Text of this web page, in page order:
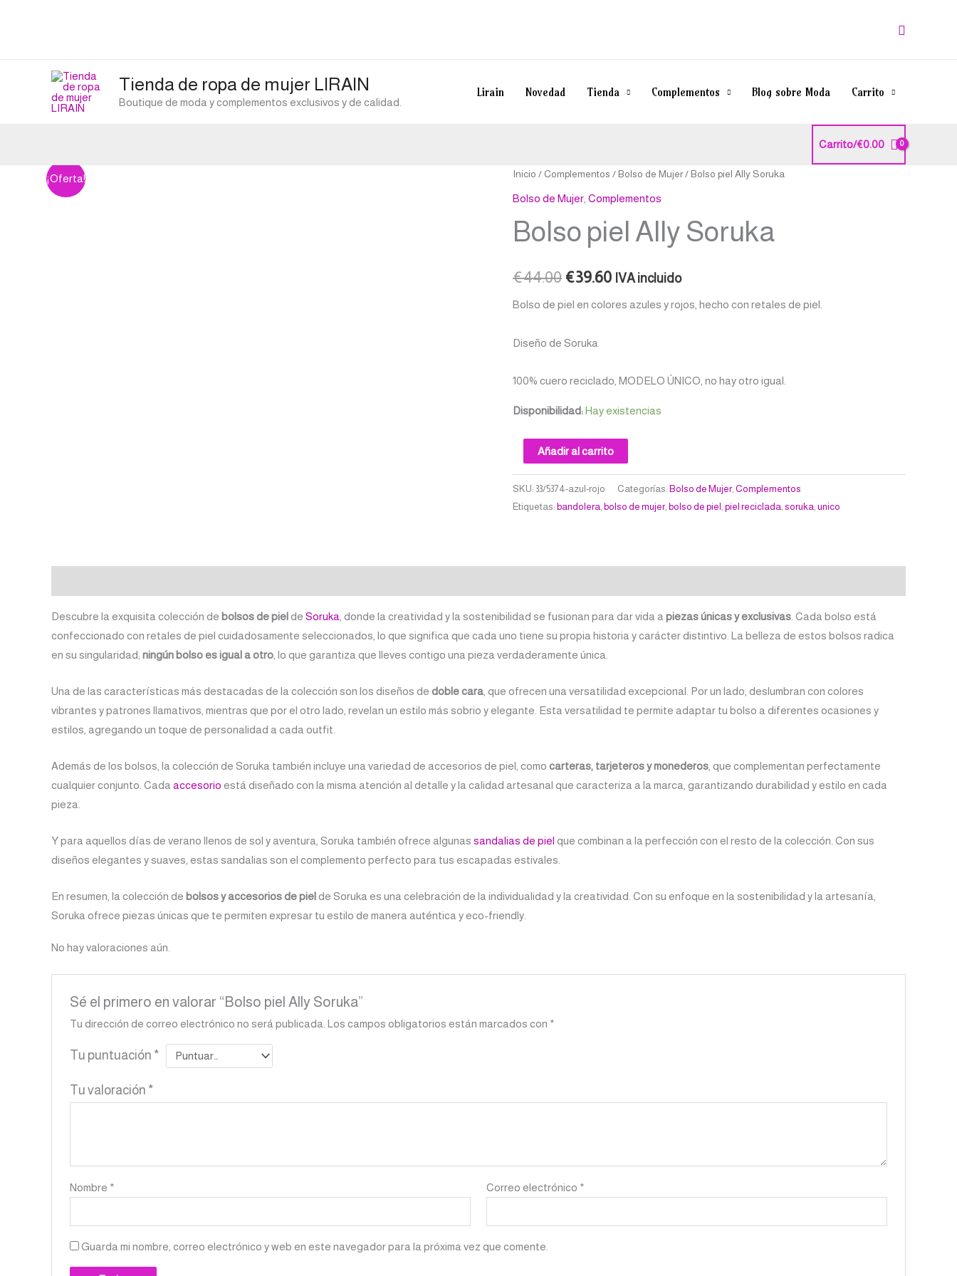
Buscar
Tienda de ropa de mujer LIRAIN
Boutique de moda y complementos exclusivos y de calidad.
Lirain Novedad Tienda Complementos Blog sobre Moda Carrito
Carrito/€0.00
¡Oferta! Inicio / Complementos / Bolso de Mujer/ Bolso piel Ally Soruka
Bolso de Mujer Complementos
Bolso piel Ally Soruka
€44.00
El
precio
original
era:
€44.00.
€39.60
El
precio
actual
€39.60.
IVA incluido
Bolso de piel en colores azules y rojos, hecho con retales de piel.
Diseño de Soruka
100% cuero reciclado, MODELO ÚNICO, no hay otro igual.
Disponibilidad:Hay existencias
Bolso
piel
Soruka
Añadir al carrito
SKU: 33/5374-azul-rojo Categorías: Bolso de Mujer, Complementos
Etiquetas: bandolera bolso de mujer, bolso de piel piel reciclada soruka unico
Descubre la exquisita colección de bolsos de pielde Soruka , donde la creatividad y la sostenibilidad se fusionan para dar vida a piezas únicas y exclusivas . Cada bolso está
confeccionado con retales de piel cuidadosamente seleccionados, lo que significa que cada uno tiene su propia historia y carácter distintivo. La belleza de estos bolsos radica
en su singularidad; ningún bolso es igual a otro , lo que garantiza que lleves contigo una pieza verdaderamente única.
Una de las características más destacadas de la colección son los diseños de doble cara , que ofrecen una versatilidad excepcional. Por un lado, deslumbran con colores
vibrantes y patrones llamativos, mientras que por el otro lado, revelan un estilo más sobrio y elegante. Esta versatilidad te permite adaptar tu bolso a diferentes ocasiones y
estilos, agregando un toque de personalidad a cada outfit.
Además de los bolsos, la colección de Soruka también incluye una variedad de accesorios de piel, como carteras, tarjeteros y monederos , que complementan perfectamente
cualquier conjunto. Cada accesorio está diseñado con la misma atención al detalle y la calidad artesanal que caracteriza a la marca, garantizando durabilidad y estilo en cada
pieza.
Y para aquellos días de verano llenos de sol y aventura, Soruka también ofrece algunas sandalias de piel que combinan a la perfección con el resto de la colección. Con sus
diseños elegantes y suaves, estas sandalias son el complemento perfecto para tus escapadas estivales.
En resumen, la colección de bolsos y accesorios de pielde Soruka es una celebración de la individualidad y la creatividad. Con su enfoque en la sostenibilidad y la artesanía,
Soruka ofrece piezas únicas que te permiten expresar tu estilo de manera auténtica y eco-friendly.
No hay valoraciones aún.
Sé el primero en valorar “Bolso piel Ally Soruka”
Tu dirección de correo electrónico no será publicada. Los campos obligatorios están marcados con *
Tu puntuación *
Tu valoración *
Nombre * Correo electrónico *
Guarda mi nombre, correo electrónico y web en este navegador para la próxima vez que comente.